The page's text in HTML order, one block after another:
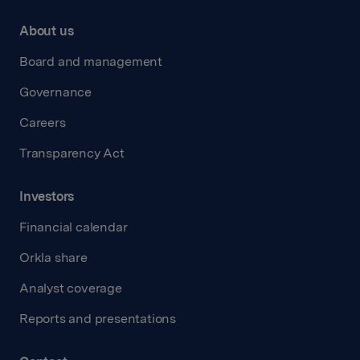
About us
Board and management
Governance
Careers
Transparency Act
Investors
Financial calendar
Orkla share
Analyst coverage
Reports and presentations